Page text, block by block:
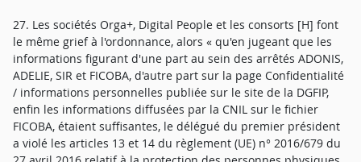
27. Les sociétés Orga+, Digital People et les consorts [H] font
le même grief à l'ordonnance, alors « qu'en jugeant que les
informations figurant d'une part au sein des arrêtés ADONIS,
ADELIE, SIR et FICOBA, d'autre part sur la page Confidentialité
/ informations personnelles publiée sur le site de la DGFIP,
enfin les informations diffusées par la CNIL sur le fichier
FICOBA, étaient suffisantes, le délégué du premier président
a violé les articles 13 et 14 du règlement (UE) n° 2016/679 du